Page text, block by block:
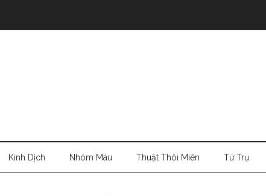
Kinh Dịch Nhóm Máu Thuật Thôi Miên Tứ Trụ